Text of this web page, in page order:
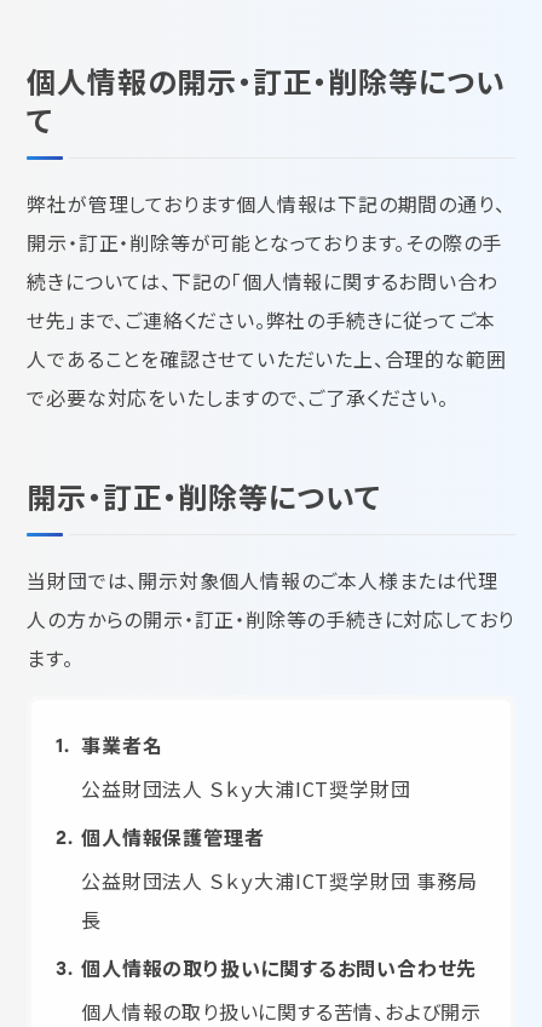
個人情報の開示・訂正・削除等につい
て
弊社が管理しております個人情報は下記の期間の通り、
開示・訂正・削除等が可能となっております。その際の手
続きについては、下記の「個人情報に関するお問い合わ
せ先」まで、ご連絡ください。弊社の手続きに従ってご本
人であることを確認させていただいた上、合理的な範囲
で必要な対応をいたしますので、ご了承ください。
開示・訂正・削除等について
当財団では、開示対象個人情報のご本人様または代理
人の方からの開示・訂正・削除等の手続きに対応しており
ます。
事業者名
公益財団法人 Ｓｋｙ大浦ICT奨学財団
個人情報保護管理者
公益財団法人 Ｓｋｙ大浦ICT奨学財団 事務局
長
個人情報の取り扱いに関するお問い合わせ先
個人情報の取り扱いに関する苦情、および開示